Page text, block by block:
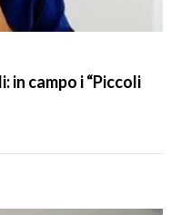
in campo i “Piccoli